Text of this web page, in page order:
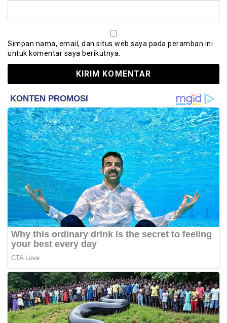
Simpan nama, email, dan situs web saya pada peramban ini
untuk komentar saya berikutnya.